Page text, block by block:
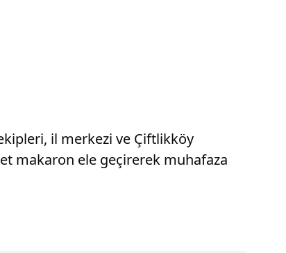
il merkezi ve Çiftlikköy
makaron ele geçirerek muhafaza